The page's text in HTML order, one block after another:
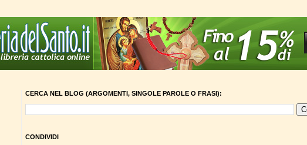
CERCA NEL BLOG (ARGOMENTI, SINGOLE PAROLE O FRASI):
CONDIVIDI